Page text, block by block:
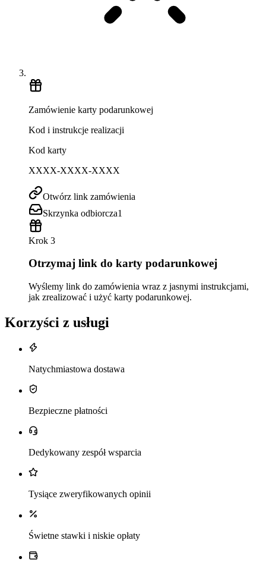
Zamówienie karty podarunkowej
Kod i instrukcje realizacji
Kod karty
XXXX-XXXX-XXXX
Otwórz link zamówienia
Skrzynka odbiorcza1
Krok 3
Otrzymaj link do karty podarunkowej
Wyślemy link do zamówienia wraz z jasnymi instrukcjami,
jak zrealizować i użyć karty podarunkowej.
Korzyści z usługi
Natychmiastowa dostawa
Bezpieczne płatności
Dedykowany zespół wsparcia
Tysiące zweryfikowanych opinii
Świetne stawki i niskie opłaty